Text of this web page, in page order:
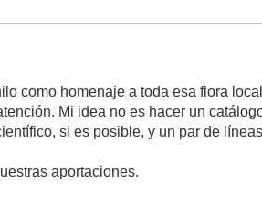
como homenaje a toda esa flora
Mi idea no es hacer un
si es posible, y un par de
aportaciones.